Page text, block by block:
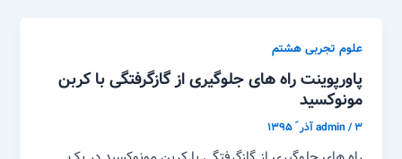
علوم تجربی هشتم
پاورپوینت راه های جلوگیری از گازگرفتگی با کربن
مونوکسید
admin/۳ آذر ّ ۱۳۹۵